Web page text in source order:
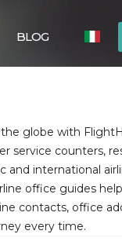
BLOG
globe with
service counters,
international
office guides
contacts, office
every time.